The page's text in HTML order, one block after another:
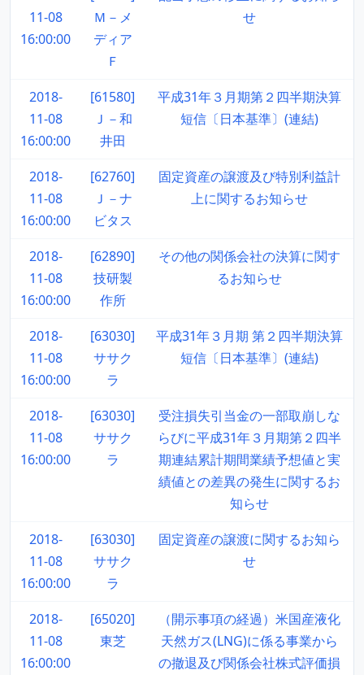
11-08
16:00:00
Ｍ－メ
ディア
Ｆ
せ
2018-
11-08
16:00:00
[61580]
Ｊ－和
井田
平成31年３月期第２四半期決算
短信〔日本基準〕(連結)
2018-
11-08
16:00:00
[62760]
Ｊ－ナ
ビタス
固定資産の譲渡及び特別利益計
上に関するお知らせ
2018-
11-08
16:00:00
[62890]
技研製
作所
その他の関係会社の決算に関す
るお知らせ
2018-
11-08
16:00:00
[63030]
ササク
ラ
平成31年３月期 第２四半期決算
短信〔日本基準〕(連結)
2018-
11-08
16:00:00
[63030]
ササク
ラ
受注損失引当金の一部取崩しな
らびに平成31年３月期第２四半
期連結累計期間業績予想値と実
績値との差異の発生に関するお
知らせ
2018-
11-08
16:00:00
[63030]
ササク
ラ
固定資産の譲渡に関するお知ら
せ
2018-
11-08
16:00:00
[65020]
東芝
（開示事項の経過）米国産液化
天然ガス(LNG)に係る事業から
の撤退及び関係会社株式評価損